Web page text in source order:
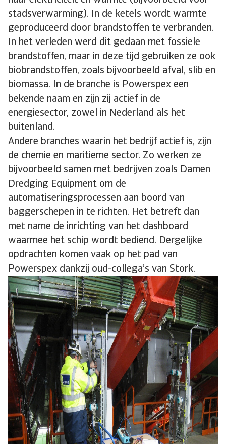
stadsverwarming). In de ketels wordt warmte
geproduceerd door brandstoffen te verbranden.
In het verleden werd dit gedaan met fossiele
brandstoffen, maar in deze tijd gebruiken ze ook
biobrandstoffen, zoals bijvoorbeeld afval, slib en
biomassa. In de branche is Powerspex een
bekende naam en zijn zij actief in de
energiesector, zowel in Nederland als het
buitenland.
Andere branches waarin het bedrijf actief is, zijn
de chemie en maritieme sector. Zo werken ze
bijvoorbeeld samen met bedrijven zoals Damen
Dredging Equipment om de
automatiseringsprocessen aan boord van
baggerschepen in te richten. Het betreft dan
met name de inrichting van het dashboard
waarmee het schip wordt bediend. Dergelijke
opdrachten komen vaak op het pad van
Powerspex dankzij oud-collega’s van Stork.